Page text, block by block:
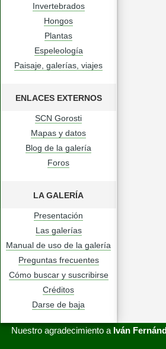
Invertebrados
Hongos
Plantas
Espeleología
Paisaje, galerías, viajes
ENLACES EXTERNOS
SCN Gorosti
Mapas y datos
Blog de la galería
Foros
LA GALERÍA
Presentación
Las galerías
Manual de uso de la galería
Preguntas frecuentes
Cómo buscar y suscribirse
Créditos
Darse de baja
Nuestro agradecimiento a Iván